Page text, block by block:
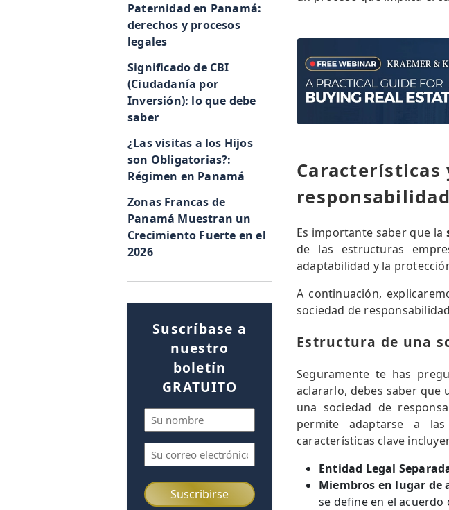
Características
Es importante saber que la
de las estructuras
adaptabilidad y la
A continuación,
sociedad de
Estructura de una
Seguramente te has
aclararlo, debes saber que
una sociedad de
permite adaptarse a
características clave
Entidad Legal
Miembros en lugar de
se define en el acuerdo
Paternidad en Panamá:
derechos y procesos
legales
Significado de CBI
(Ciudadanía por
Inversión): lo que debe
saber
¿Las visitas a los Hijos
son Obligatorias?:
Régimen en Panamá
Zonas Francas de
Panamá Muestran un
Crecimiento Fuerte en el
2026
Suscríbase a
nuestro
boletín
GRATUITO
Nombre
(Obligatorio)
Correo
electrónico
(Obligatorio)